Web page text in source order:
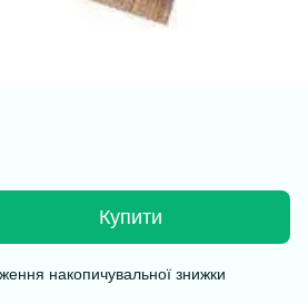
Купити
накопичувальної знижки